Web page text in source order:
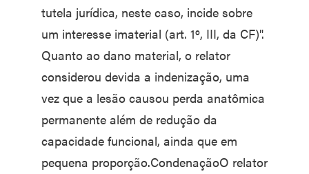
tutela jurídica, neste caso, incide sobre
um interesse imaterial (art. 1º, III, da CF)".
Quanto ao dano material, o relator
considerou devida a indenização, uma
vez que a lesão causou perda anatômica
permanente além de redução da
capacidade funcional, ainda que em
pequena proporção.CondenaçãoO relator